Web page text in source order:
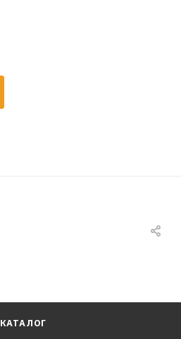
КАТАЛОГ